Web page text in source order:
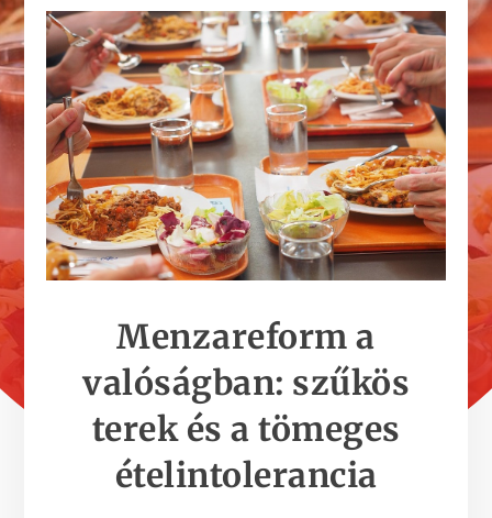
Menzareform a
valóságban: szűkös
terek és a tömeges
ételintolerancia